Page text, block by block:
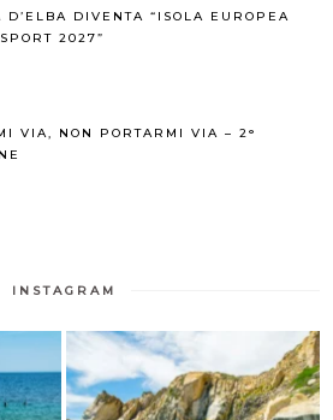
D’ELBA DIVENTA “ISOLA EUROPEA
2027”
VIA, NON PORTARMI VIA – 2°
INSTAGRAM